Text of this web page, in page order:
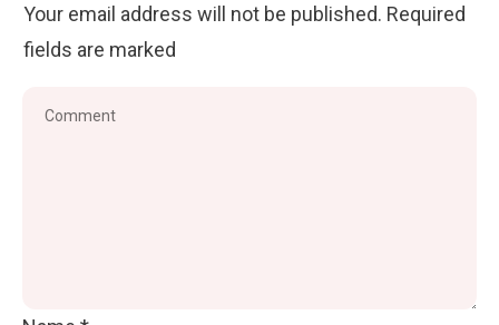
Your email address will not be published. Required
fields are marked